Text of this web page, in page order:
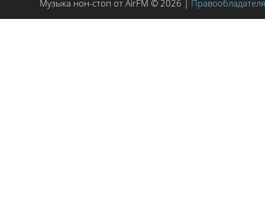
Музыка нон-стоп от AirFM © 2026 |